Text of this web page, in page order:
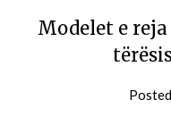
Modelet e